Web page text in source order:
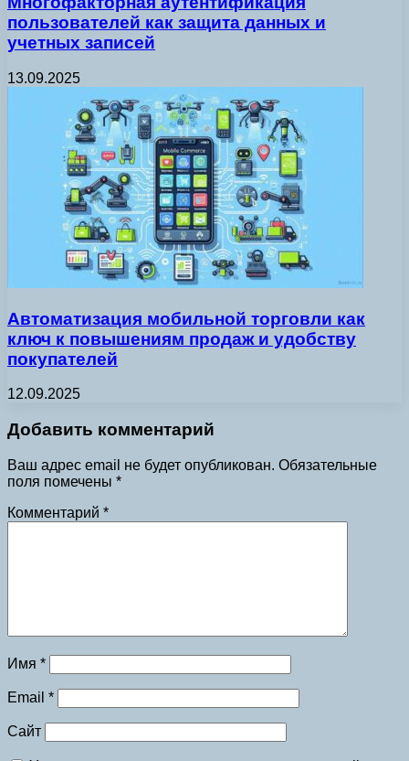
пользователей как защита данных и
учетных записей
13.09.2025
Автоматизация мобильной торговли как
ключ к повышениям продаж и удобству
покупателей
12.09.2025
Добавить комментарий
Ваш адрес email не будет опубликован. Обязательные
поля помечены *
Комментарий *
Имя *
Email *
Сайт